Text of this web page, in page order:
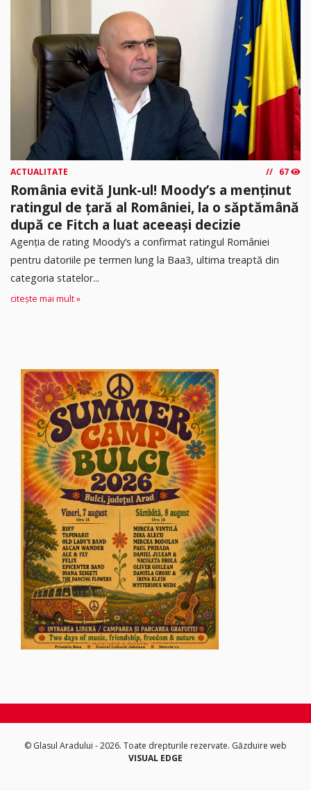
ACTUALITATE 67
România evită Junk-ul! Moody’s a menținut
ratingul de țară al României, la o săptămână
după ce Fitch a luat aceeași decizie
Agenția de rating Moody’s a confirmat ratingul României
pentru datoriile pe termen lung la Baa3, ultima treaptă din
categoria statelor...
citește mai mult »
© Glasul Aradului - 2026. Toate drepturile rezervate. Găzduire web
VISUAL EDGE